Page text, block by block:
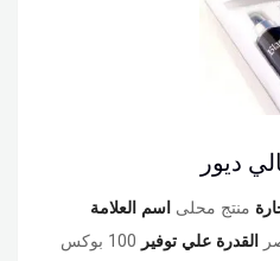
ديور
منتج محلى اسم العلامة
القدرة علي توفير 100 بوكس